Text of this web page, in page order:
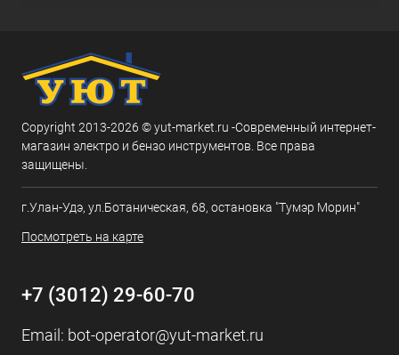
Copyright 2013-2026 © yut-market.ru -Современный интернет-
магазин электро и бензо инструментов. Все права
защищены.
г.Улан-Удэ, ул.Ботаническая, 68, остановка "Тумэр Морин"
Посмотреть на карте
+7 (3012) 29-60-70
Email: bot-operator@yut-market.ru